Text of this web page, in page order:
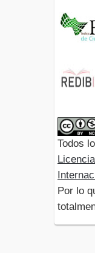
Todos
Por lo